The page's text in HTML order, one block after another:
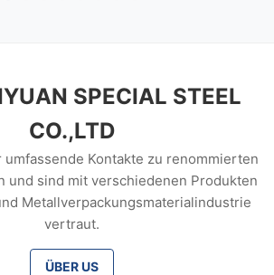
SPECIAL STEEL
CO.,LTD
Kontakte zu renommierten
und sind mit verschiedenen Produkten
Metallverpackungsmaterialindustrie
vertraut.
ÜBER US